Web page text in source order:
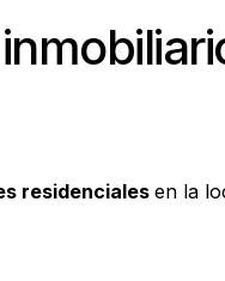
residencialesen la